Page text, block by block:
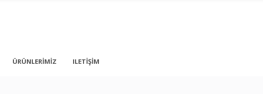
ÜRÜNLERIMIZ ILETIŞIM